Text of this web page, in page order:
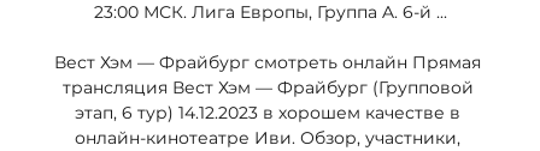
23:00 МСК. Лига Европы, Группа A. 6-й ...
Вест Хэм — Фрайбург смотреть онлайн Прямая
трансляция Вест Хэм — Фрайбург (Групповой
этап, 6 тур) 14.12.2023 в хорошем качестве в
онлайн-кинотеатре Иви. Обзор, участники,